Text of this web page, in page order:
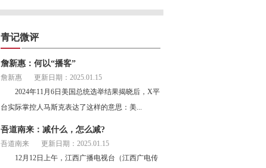
青记微评
詹新惠：何以“播客”
詹新惠
更新日期：2025.01.15
2024年11月6日美国总统选举结果揭晓后，X平
台实际掌控人马斯克表达了这样的意思：美...
吾道南来：减什么，怎么减?
吾道南来
更新日期：2025.01.15
12月12日上午，江西广播电视台（江西广电传